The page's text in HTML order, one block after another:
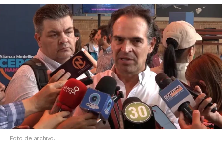
Foto de archivo.